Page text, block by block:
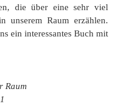
die über eine sehr viel
unserem Raum erzählen.
ein interessantes Buch mit
Raum